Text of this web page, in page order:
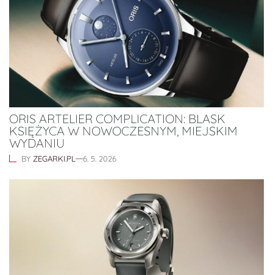
ORIS ARTELIER COMPLICATION: BLASK
KSIĘŻYCA W NOWOCZESNYM, MIEJSKIM
WYDANIU
BY ZEGARKI.PL 6. 5. 2026